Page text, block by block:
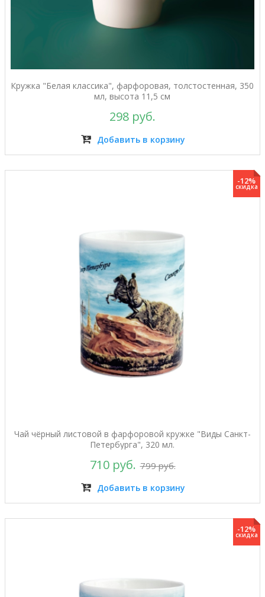
Кружка "Белая классика", фарфоровая, толстостенная, 350
мл, высота 11,5 см
298 руб.
Добавить в корзину
-12%
скидка
Чай чёрный листовой в фарфоровой кружке "Виды Санкт-
Петербурга", 320 мл.
710 руб. 799 руб.
Добавить в корзину
-12%
скидка